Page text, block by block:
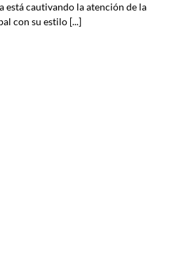
está cautivando la atención de la
con su estilo [...]